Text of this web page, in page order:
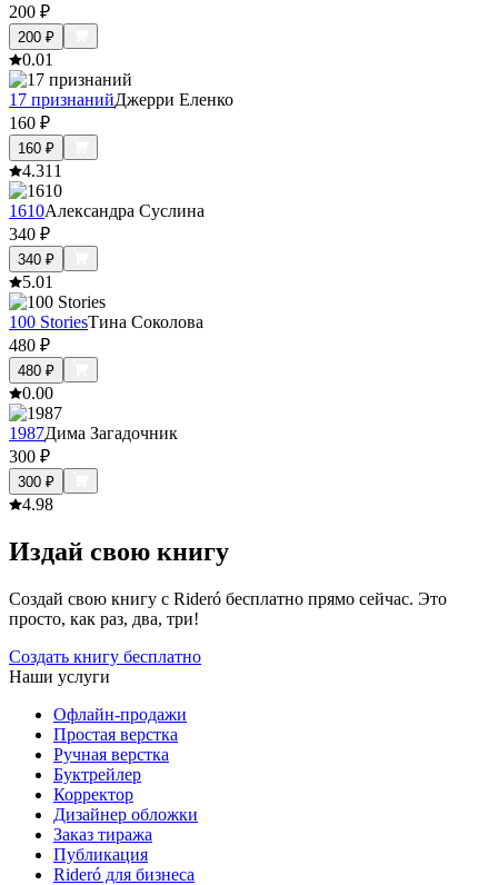
200 ₽
200 ₽
0.01
17 признанийДжерри Еленко
160 ₽
160 ₽
4.311
1610Александра Суслина
340 ₽
340 ₽
5.01
100 StoriesТина Соколова
480 ₽
480 ₽
0.00
1987Дима Загадочник
300 ₽
300 ₽
4.98
Издай свою книгу
Создай свою книгу с Rideró бесплатно прямо сейчас. Это
просто, как раз, два, три!
Создать книгу бесплатно
Наши услуги
Офлайн-продажи
Простая верстка
Ручная верстка
Буктрейлер
Корректор
Дизайнер обложки
Заказ тиража
Публикация
Rideró для бизнеса